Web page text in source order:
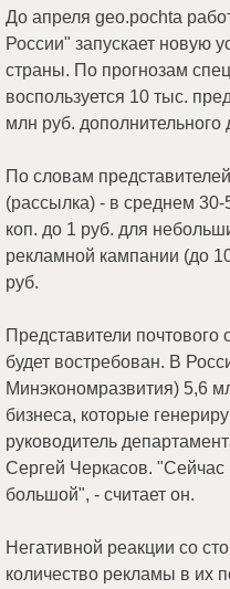
До апреля geo.pochta
России" запускает новую
страны. По прогнозам
воспользуется 10 тыс.
млн руб. дополнительного
По словам
(рассылка) - в среднем 30-
коп. до 1 руб. для
рекламной кампании (до
руб.
Представители
будет востребован. В
Минэкономразвития) 5,6
бизнеса, которые
руководитель
Сергей Черкасов.
большой", - считает он.
Негативной реакции со
количество рекламы в их